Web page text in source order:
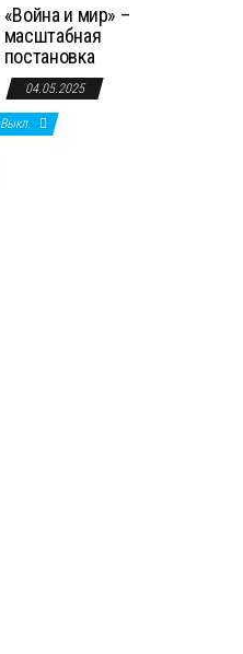
«Война и мир» –
масштабная
постановка
04.05.2025
Выкл.